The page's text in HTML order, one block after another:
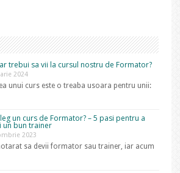
trebui sa vii la cursul nostru de Formator?
2024
unui curs este o treaba usoara pentru unii:
un curs de Formator? – 5 pasi pentru a
un bun trainer
2023
sa devii formator sau trainer, iar acum